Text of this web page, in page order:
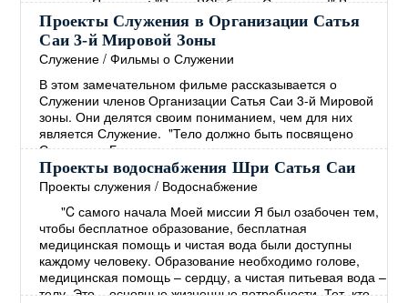
должны быть Здоровы, Счастливы и полны Радости."
Сатья Саи Баба Божественная Беседа, 20 октября 2002
Молодёжь зоны 9А активно вовлечена в проекты
Служения, такие как: устранение последствий
Проекты Служения в Организации Сатья
Саи 3-й Мировой Зоны
Служение /Фильмы о Служении
В этом замечательном фильме рассказывается о
Служении членов Организации Сатья Саи 3-й Мировой
зоны. Они делятся своим пониманием, чем для них
является Служение. "Тело должно быть посвящено
Служению. Божественность живущая в вас, также есть в
каждом. Лучший Путь к Богу - это Любить ВСЕХ и
Служить ВСЕМ! Если вы по настоящему хотите
распространять Послание Мира, тогда сначала
взрастите Покой в себе. Откуда вы можете черпать этот
Покой? Только из→
Проекты водоснабжения Шри Сатья Саи
Проекты служения / Водоснабжение
"C самого начала Моей миссии Я был озабочен тем,
чтобы бесплатное образование, бесплатная
медицинская помощь и чистая вода были доступны
каждому человеку. Образование необходимо голове,
медицинская помощь – сердцу, а чистая питьевая вода –
телу. Это – основные жизненные потребности. Тот, кто